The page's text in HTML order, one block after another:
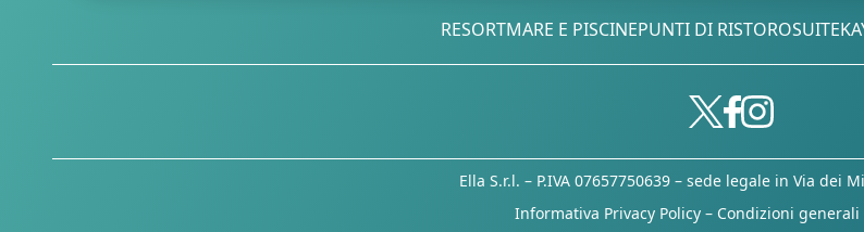
RESORTMARE E PISCINEPUNTI DI RISTOROSUITE
Ella S.r.l. – P.IVA 07657750639 – sede legale in Via dei
Informativa Privacy Policy– Condizioni